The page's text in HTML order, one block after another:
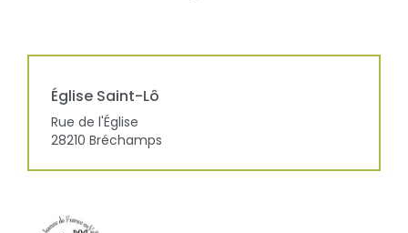
Église Saint-Lô
Rue de l'Église
28210 Bréchamps